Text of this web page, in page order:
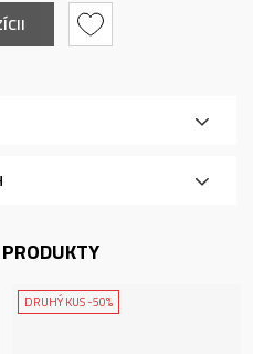
DRUHÝ KUS -50%